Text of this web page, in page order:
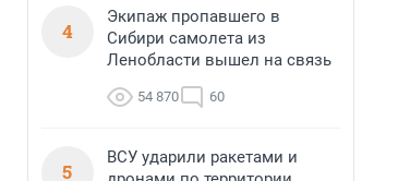
4
Экипаж пропавшего в
Сибири самолета из
Ленобласти вышел на связь
54 870 60
5
ВСУ ударили ракетами и